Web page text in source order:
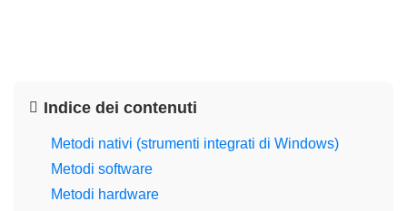
Indice dei contenuti
Metodi nativi (strumenti integrati di Windows)
Metodi software
Metodi hardware